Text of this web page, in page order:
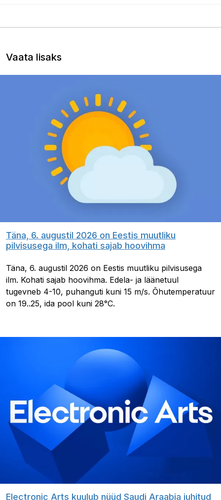
Vaata lisaks
Täna, 6. augustil 2026 on Eestis muutliku
pilvisusega ilm, kohati sajab hoovihma
Täna, 6. augustil 2026 on Eestis muutliku pilvisusega
ilm. Kohati sajab hoovihma. Edela- ja läänetuul
tugevneb 4-10, puhanguti kuni 15 m/s. Õhutemperatuur
on 19..25, ida pool kuni 28°C.
Electronic Arts kuulub nüüd Saudi Araabia juhitud